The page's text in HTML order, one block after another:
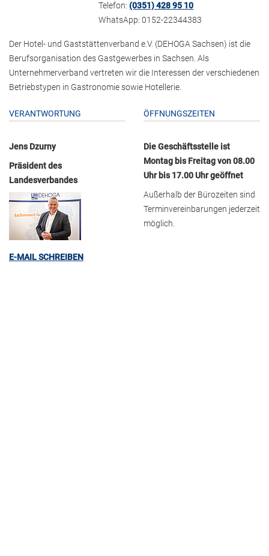
Telefon:(0351) 428 95 10
WhatsApp: 0152-22344383
Der Hotel- und Gaststättenverband e.V. (DEHOGA Sachsen) ist die
Berufsorganisation des Gastgewerbes in Sachsen. Als
Unternehmerverband vertreten wir die Interessen der verschiedenen
Betriebstypen in Gastronomie sowie Hotellerie.
VERANTWORTUNG
Jens Dzurny
Präsident des
Landesverbandes
E-MAIL SCHREIBEN
ÖFFNUNGSZEITEN
Die Geschäftsstelle ist
Montag bis Freitag von 08.00
Uhr bis 17.00 Uhr geöffnet
Außerhalb der Bürozeiten sind
Terminvereinbarungen jederzeit
möglich.